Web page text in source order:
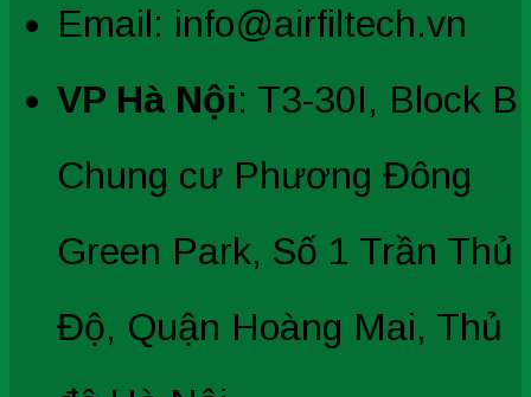
Email: info@airfiltech.vn
VP Hà Nội: T3-30I, Block B
Chung cư Phương Đông
Green Park, Số 1 Trần Thủ
Độ, Quận Hoàng Mai, Thủ